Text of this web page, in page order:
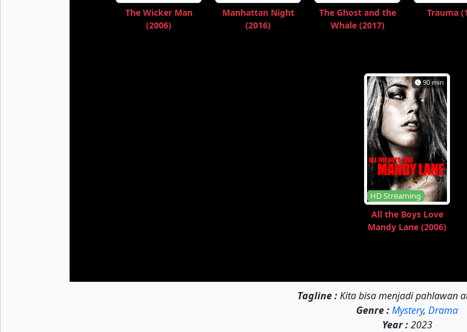
The Wicker Man
(2006)
Manhattan Night
(2016)
The Ghost and the
Whale (2017)
Trauma
90 min
HD Streaming
All the Boys Love
Mandy Lane (2006)
Tagline :Kita bisa menjadi pahlawan
Genre :Mystery, Drama
Year :2023